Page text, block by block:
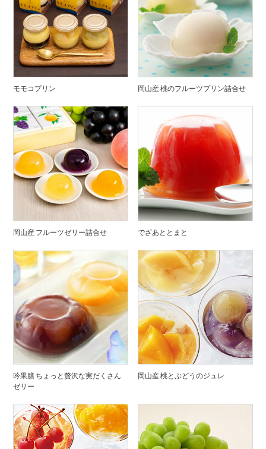
モモコプリン 岡山産 桃のフルーツプリン詰合せ
岡山産 フルーツゼリー詰合せ でざあととまと
吟果膳 ちょっと贅沢な実だくさん
ゼリー
岡山産 桃とぶどうのジュレ